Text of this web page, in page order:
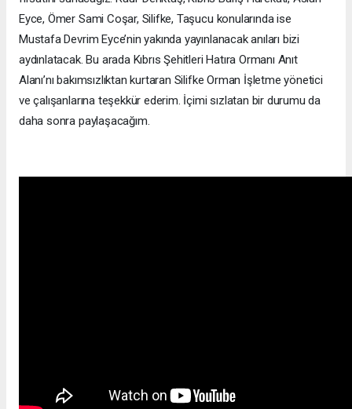
Eyce, Ömer Sami Coşar, Silifke, Taşucu konularında ise
Mustafa Devrim Eyce’nin yakında yayınlanacak anıları bizi
aydınlatacak. Bu arada Kıbrıs Şehitleri Hatıra Ormanı Anıt
Alanı’nı bakımsızlıktan kurtaran Silifke Orman İşletme yönetici
ve çalışanlarına teşekkür ederim. İçimi sızlatan bir durumu da
daha sonra paylaşacağım.